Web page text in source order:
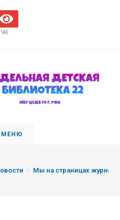
МЕНЮ
> Мы на страницах